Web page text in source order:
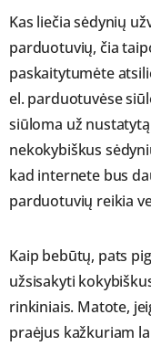
Kas liečia sėdynių
parduotuvių, čia
paskaitytumėte
el. parduotuvėse
siūloma už
nekokybiškus
kad internete bus
parduotuvių reikia
Kaip bebūtų, pats
užsisakyti
rinkiniais. Matote,
praėjus kažkuriam